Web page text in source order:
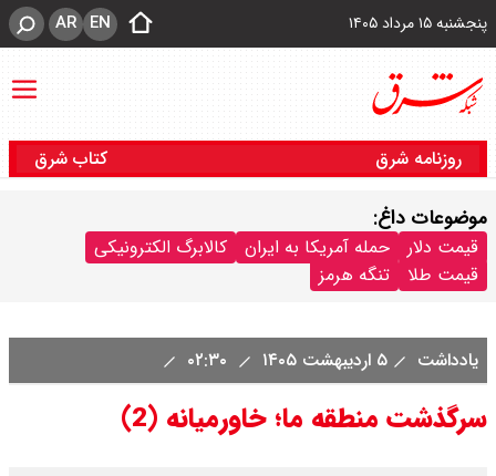
پنجشنبه ۱۵ مرداد ۱۴۰۵ EN
AR
روزنامه شرق کتاب شرق
موضوعات داغ:
قیمت دلار حمله آمریکا به ایران
کالابرگ الکترونیکی
قیمت طلا
تنگه هرمز
یادداشت ۵ اردیبهشت ۱۴۰۵
سرگذشت منطقه ما؛ خاورمیانه (2)